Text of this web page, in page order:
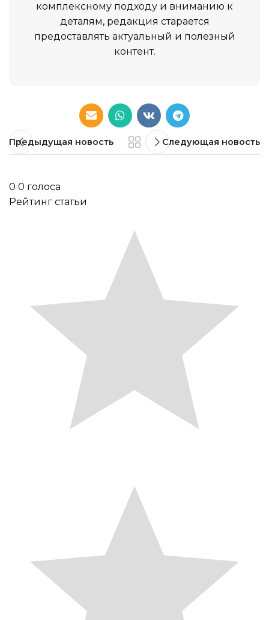
комплексному подходу и вниманию к
деталям, редакция старается
предоставлять актуальный и полезный
контент.
Предыдущая новость Следующая новость
0 0 голоса
Рейтинг статьи